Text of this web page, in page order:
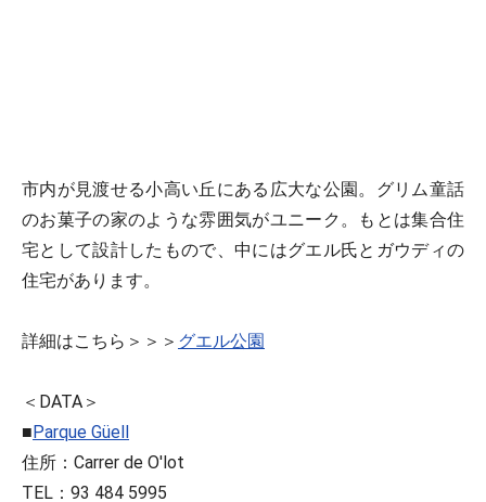
市内が見渡せる小高い丘にある広大な公園。グリム童話
のお菓子の家のような雰囲気がユニーク。もとは集合住
宅として設計したもので、中にはグエル氏とガウディの
住宅があります。
詳細はこちら＞＞＞ グエル公園
＜DATA＞
■Parque Güell
住所：Carrer de O'lot
TEL：93 484 5995